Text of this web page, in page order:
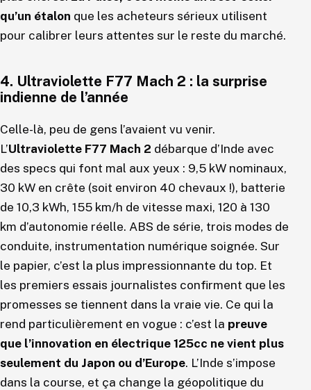
qu’un étalon que les acheteurs sérieux utilisent
pour calibrer leurs attentes sur le reste du marché.
4. Ultraviolette F77 Mach 2 : la surprise
indienne de l’année
Celle-là, peu de gens l’avaient vu venir.
L’Ultraviolette F77 Mach 2 débarque d’Inde avec
des specs qui font mal aux yeux : 9,5 kW nominaux,
30 kW en crête (soit environ 40 chevaux !), batterie
de 10,3 kWh, 155 km/h de vitesse maxi, 120 à 130
km d’autonomie réelle. ABS de série, trois modes de
conduite, instrumentation numérique soignée. Sur
le papier, c’est la plus impressionnante du top. Et
les premiers essais journalistes confirment que les
promesses se tiennent dans la vraie vie. Ce qui la
rend particulièrement en vogue : c’est la preuve
que l’innovation en électrique 125cc ne vient plus
seulement du Japon ou d’Europe. L’Inde s’impose
dans la course, et ça change la géopolitique du